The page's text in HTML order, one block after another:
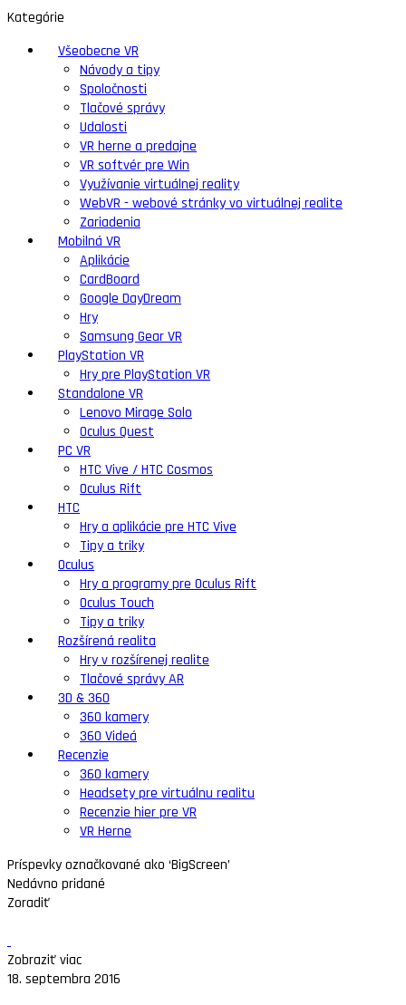
Kategórie
Všeobecne VR
Návody a tipy
Spoločnosti
Tlačové správy
Udalosti
VR herne a predajne
VR softvér pre Win
Využívanie virtuálnej reality
WebVR - webové stránky vo virtuálnej realite
Zariadenia
Mobilná VR
Aplikácie
CardBoard
Google DayDream
Hry
Samsung Gear VR
PlayStation VR
Hry pre PlayStation VR
Standalone VR
Lenovo Mirage Solo
Oculus Quest
PC VR
HTC Vive / HTC Cosmos
Oculus Rift
HTC
Hry a aplikácie pre HTC Vive
Tipy a triky
Oculus
Hry a programy pre Oculus Rift
Oculus Touch
Tipy a triky
Rozšírená realita
Hry v rozšírenej realite
Tlačové správy AR
3D & 360
360 kamery
360 Videá
Recenzie
360 kamery
Headsety pre virtuálnu realitu
Recenzie hier pre VR
VR Herne
Príspevky označkované ako ‘BigScreen’
Nedávno pridané
Zoradiť
Zobraziť viac
18. septembra 2016